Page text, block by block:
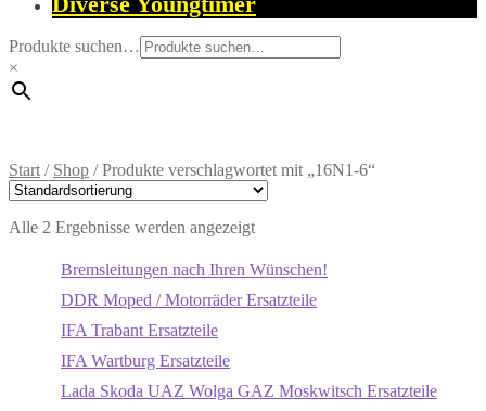
Produkte suchen…
×
Start / Shop /Produkte verschlagwortet mit „16N1-6“
Alle 2 Ergebnisse werden angezeigt
Bremsleitungen nach Ihren Wünschen!
DDR Moped / Motorräder Ersatzteile
IFA Trabant Ersatzteile
IFA Wartburg Ersatzteile
Lada Skoda UAZ Wolga GAZ Moskwitsch Ersatzteile